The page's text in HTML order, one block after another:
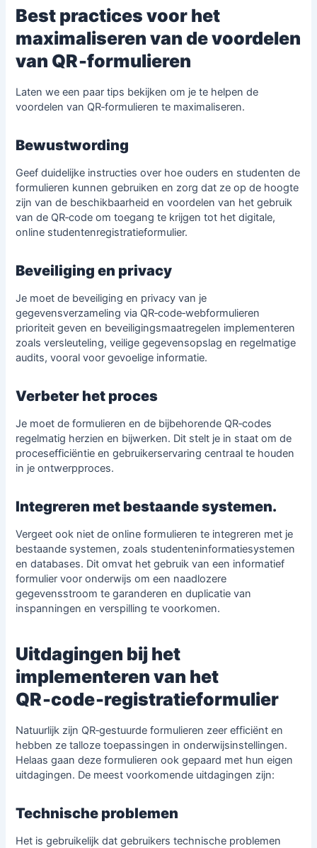
Best practices voor het
maximaliseren van de voordelen
van QR‑formulieren
Laten we een paar tips bekijken om je te helpen de
voordelen van QR‑formulieren te maximaliseren.
Bewustwording
Geef duidelijke instructies over hoe ouders en studenten de
formulieren kunnen gebruiken en zorg dat ze op de hoogte
zijn van de beschikbaarheid en voordelen van het gebruik
van de QR‑code om toegang te krijgen tot het digitale,
online studentenregistratieformulier.
Beveiliging en privacy
Je moet de beveiliging en privacy van je
gegevensverzameling via QR‑code‑webformulieren
prioriteit geven en beveiligingsmaatregelen implementeren
zoals versleuteling, veilige gegevensopslag en regelmatige
audits, vooral voor gevoelige informatie.
Verbeter het proces
Je moet de formulieren en de bijbehorende QR‑codes
regelmatig herzien en bijwerken. Dit stelt je in staat om de
procesefficiëntie en gebruikerservaring centraal te houden
in je ontwerpproces.
Integreren met bestaande systemen.
Vergeet ook niet de online formulieren te integreren met je
bestaande systemen, zoals studenteninformatiesystemen
en databases. Dit omvat het gebruik van een informatief
formulier voor onderwijs om een naadlozere
gegevensstroom te garanderen en duplicatie van
inspanningen en verspilling te voorkomen.
Uitdagingen bij het
implementeren van het
QR‑code‑registratieformulier
Natuurlijk zijn QR‑gestuurde formulieren zeer efficiënt en
hebben ze talloze toepassingen in onderwijsinstellingen.
Helaas gaan deze formulieren ook gepaard met hun eigen
uitdagingen. De meest voorkomende uitdagingen zijn:
Technische problemen
Het is gebruikelijk dat gebruikers technische problemen